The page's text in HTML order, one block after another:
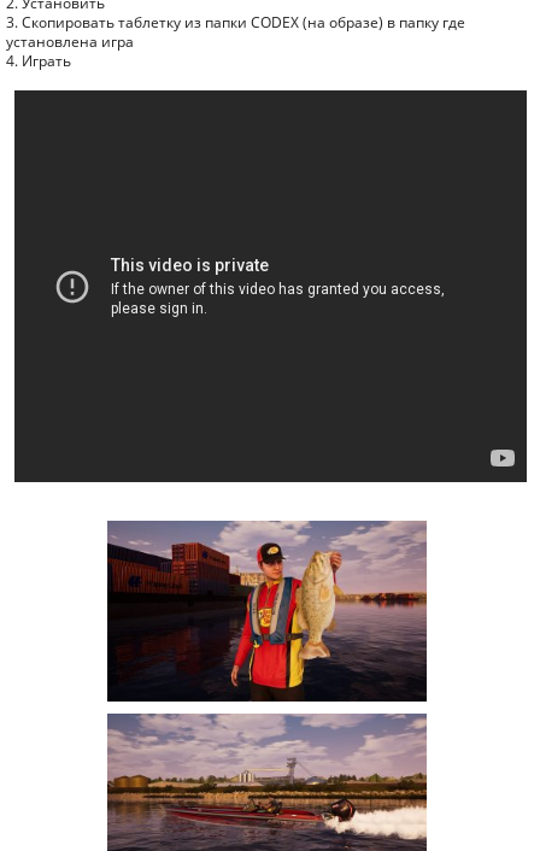
3. Скопировать таблетку из папки CODEX (на образе) в папку где
установлена игра
4. Играть